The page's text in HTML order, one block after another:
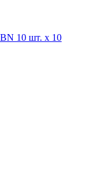
10 шт. х 10